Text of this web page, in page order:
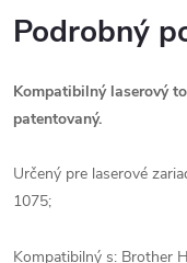
Podrobný
Kompatibilný laserový
patentovaný.
Určený pre laserové
1075;
Kompatibilný s: Brother